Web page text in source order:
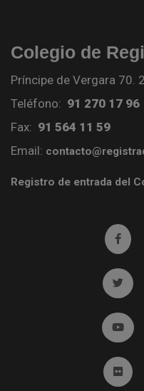
Colegio de
Príncipe de Vergara 70.
Teléfono: 91 270 17 96
Fax: 91 564 11 59
Email:
Registro de entrada del
Ir a
Ir
Ir a
Ir a